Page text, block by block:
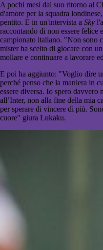
A pochi mesi dal suo ritorno al
d'amore per la squadra londinese,
pentito. E in un'intervista a Sky
raccontando di non essere felice
campionato italiano. "Non sono
mister ha scelto di giocare con
mollare e continuare a lavorare
E poi ha aggiunto: "Voglio dire
perché penso che la maniera in
essere diversa. Io spero
all’Inter, non alla fine della mia
per sperare di vincere di più.
cuore" giura Lukaku.